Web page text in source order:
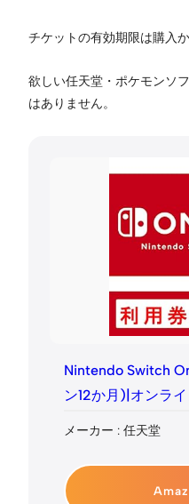
チケットの有効期限は購入
欲しい任天堂・ポケモンソ
はありません。
Nintendo Switch
ン12か月)|オンラ
メーカー : 任天堂